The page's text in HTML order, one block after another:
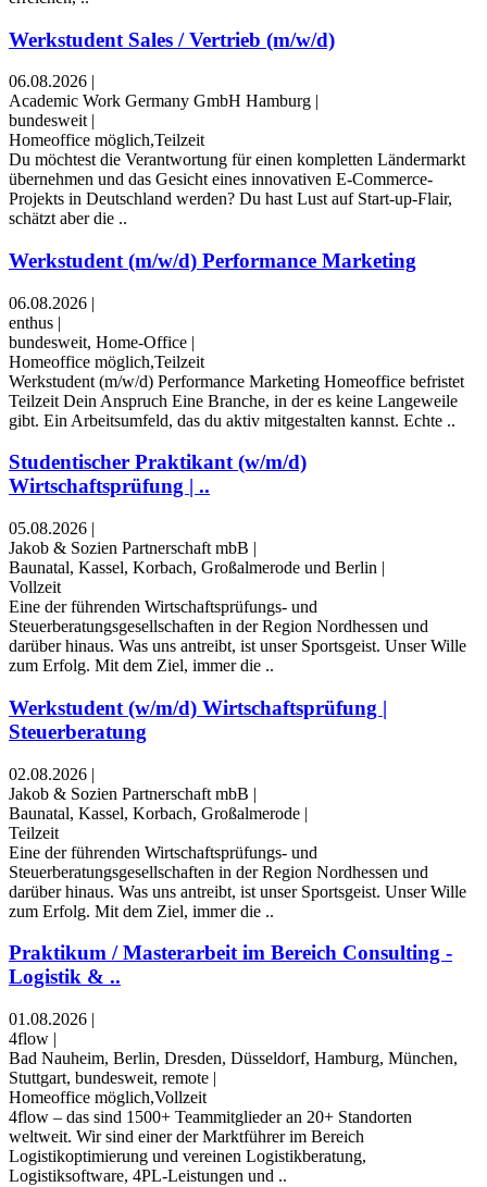
Werkstudent Sales / Vertrieb (m/w/d)
06.08.2026 |
Academic Work Germany GmbH Hamburg |
bundesweit |
Homeoffice möglich,Teilzeit
Du möchtest die Verantwortung für einen kompletten Ländermarkt
übernehmen und das Gesicht eines innovativen E-Commerce-
Projekts in Deutschland werden? Du hast Lust auf Start-up-Flair,
schätzt aber die ..
Werkstudent (m/w/d) Performance Marketing
06.08.2026 |
enthus |
bundesweit, Home-Office |
Homeoffice möglich,Teilzeit
Werkstudent (m/w/d) Performance Marketing ​Homeoffice ​befristet ​
Teilzeit Dein Anspruch Eine Branche, in der es keine Langeweile
gibt. Ein Arbeitsumfeld, das du aktiv mitgestalten kannst. Echte ..
Studentischer Praktikant (w/m/d)
Wirtschaftsprüfung | ..
05.08.2026 |
Jakob & Sozien Partnerschaft mbB |
Baunatal, Kassel, Korbach, Großalmerode und Berlin |
Vollzeit
Eine der führenden Wirtschaftsprüfungs- und
Steuerberatungsgesellschaften in der Region Nordhessen und
darüber hinaus. Was uns antreibt, ist unser Sportsgeist. Unser Wille
zum Erfolg. Mit dem Ziel, immer die ..
Werkstudent (w/m/d) Wirtschaftsprüfung |
Steuerberatung
02.08.2026 |
Jakob & Sozien Partnerschaft mbB |
Baunatal, Kassel, Korbach, Großalmerode |
Teilzeit
Eine der führenden Wirtschaftsprüfungs- und
Steuerberatungsgesellschaften in der Region Nordhessen und
darüber hinaus. Was uns antreibt, ist unser Sportsgeist. Unser Wille
zum Erfolg. Mit dem Ziel, immer die ..
Praktikum / Masterarbeit im Bereich Consulting -
Logistik & ..
01.08.2026 |
4flow |
Bad Nauheim, Berlin, Dresden, Düsseldorf, Hamburg, München,
Stuttgart, bundesweit, remote |
Homeoffice möglich,Vollzeit
4flow – das sind 1500+ Teammitglieder an 20+ Standorten
weltweit. Wir sind einer der Marktführer im Bereich
Logistikoptimierung und vereinen Logistikberatung,
Logistiksoftware, 4PL-Leistungen und ..